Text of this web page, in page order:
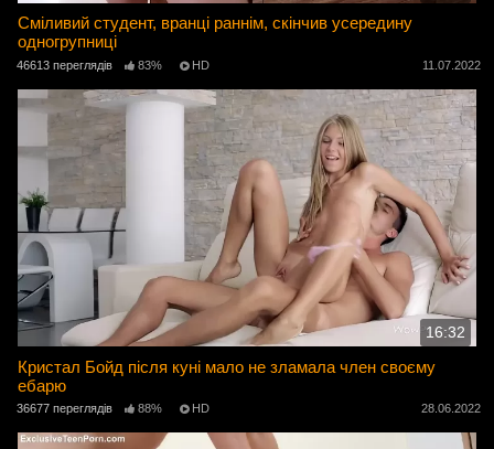
Сміливий студент, вранці раннім, скінчив усередину
одногрупниці
46613 переглядів 83% HD 11.07.2022
16:32
Кристал Бойд після куні мало не зламала член своєму
ебарю
36677 переглядів 88% HD 28.06.2022